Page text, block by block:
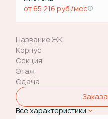
от 65 216 руб./мес
Название ЖК
Корпус
Секция
Этаж
Сдача
Все характеристики